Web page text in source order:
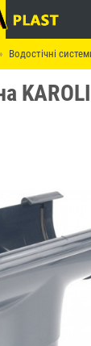
Водостічні